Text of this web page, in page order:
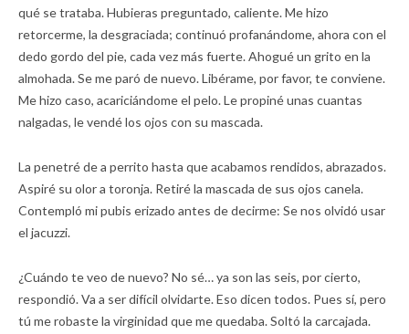
qué se trataba. Hubieras preguntado, caliente. Me hizo
retorcerme, la desgraciada; continuó profanándome, ahora con el
dedo gordo del pie, cada vez más fuerte. Ahogué un grito en la
almohada. Se me paró de nuevo. Libérame, por favor, te conviene.
Me hizo caso, acariciándome el pelo. Le propiné unas cuantas
nalgadas, le vendé los ojos con su mascada.
La penetré de a perrito hasta que acabamos rendidos, abrazados.
Aspiré su olor a toronja. Retiré la mascada de sus ojos canela.
Contempló mi pubis erizado antes de decirme: Se nos olvidó usar
el jacuzzi.
¿Cuándo te veo de nuevo? No sé… ya son las seis, por cierto,
respondió. Va a ser difícil olvidarte. Eso dicen todos. Pues sí, pero
tú me robaste la virginidad que me quedaba. Soltó la carcajada.